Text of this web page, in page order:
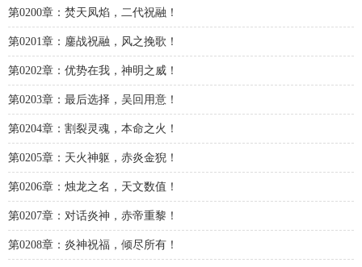
第0200章：焚天凤焰，二代祝融！
第0201章：鏖战祝融，风之挽歌！
第0202章：优势在我，神明之威！
第0203章：最后选择，吴回用意！
第0204章：割裂灵魂，本命之火！
第0205章：天火神躯，赤炎金猊！
第0206章：烛龙之名，天文数值！
第0207章：对话炎神，赤帝重黎！
第0208章：炎神祝福，倾尽所有！